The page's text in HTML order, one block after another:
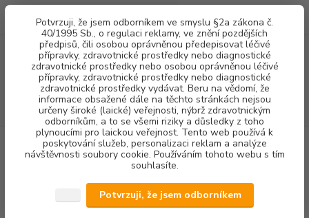
Potvrzuji, že jsem odborníkem ve smyslu §2a zákona č.
40/1995 Sb., o regulaci reklamy, ve znění pozdějších
předpisů, čili osobou oprávněnou předepisovat léčivé
přípravky, zdravotnické prostředky nebo diagnostické
zdravotnické prostředky nebo osobou oprávněnou léčivé
přípravky, zdravotnické prostředky nebo diagnostické
zdravotnické prostředky vydávat. Beru na vědomí, že
informace obsažené dále na těchto stránkách nejsou
určeny široké (laické) veřejnosti, nýbrž zdravotnickým
odborníkům, a to se všemi riziky a důsledky z toho
plynoucími pro laickou veřejnost. Tento web používá k
poskytování služeb, personalizaci reklam a analýze
návštěvnosti soubory cookie. Používáním tohoto webu s tím
souhlasíte.
Potvrzuji, že jsem odborníkem
Menu
CZK
Hledat
(Po-Pá, 8-16 hod.)
za0,00 Kč
STOMATOLOGICKÉ SOUPRAVY + NÁHRADNÍ DÍLY
NÁHRADNÍ
DÍLY SÁNÍ
HADICE Odsávací hadice D=16 mm s redukcemi pro A-dec
Odsávací hadice D=16 mm s
redukcemi pro A-dec